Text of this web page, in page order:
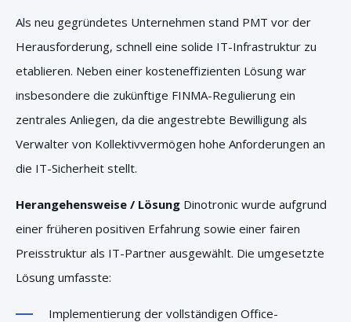
Als neu gegründetes Unternehmen stand PMT vor der
Herausforderung, schnell eine solide IT-Infrastruktur zu
etablieren. Neben einer kosteneffizienten Lösung war
insbesondere die zukünftige FINMA-Regulierung ein
zentrales Anliegen, da die angestrebte Bewilligung als
Verwalter von Kollektivvermögen hohe Anforderungen an
die IT-Sicherheit stellt.
Herangehensweise / Lösung Dinotronic wurde aufgrund
einer früheren positiven Erfahrung sowie einer fairen
Preisstruktur als IT-Partner ausgewählt. Die umgesetzte
Lösung umfasste:
Implementierung der vollständigen Office-